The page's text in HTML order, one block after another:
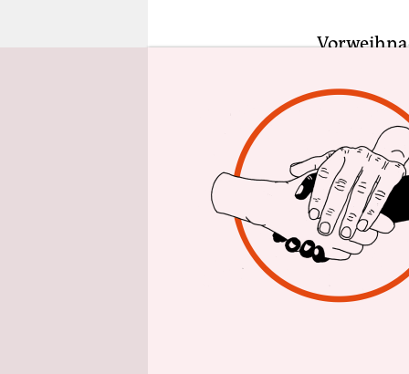
das
einen
Mehr als
Beginn
für den
Mädel
kürzlich